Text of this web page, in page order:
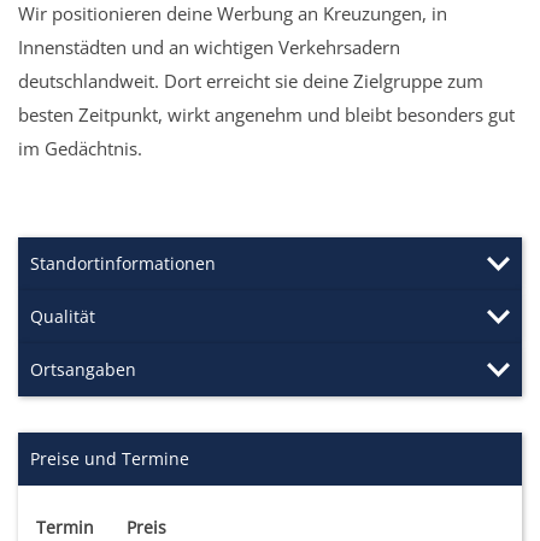
Wir positionieren deine Werbung an Kreuzungen, in
Innenstädten und an wichtigen Verkehrsadern
deutschlandweit. Dort erreicht sie deine Zielgruppe zum
besten Zeitpunkt, wirkt angenehm und bleibt besonders gut
im Gedächtnis.
Standortinformationen
Qualität
Ortsangaben
Preise und Termine
Termin Preis